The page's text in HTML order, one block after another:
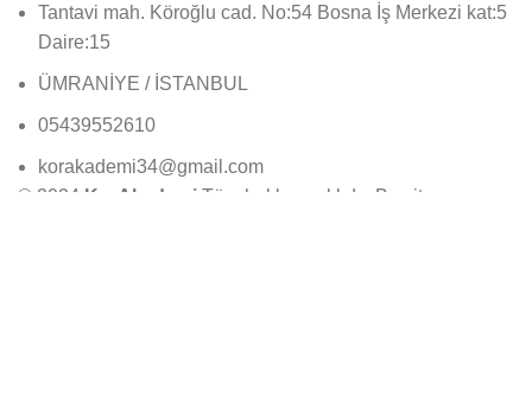
Tantavi mah. Köroğlu cad. No:54 Bosna İş Merkezi kat:5
Daire:15
ÜMRANİYE / İSTANBUL
05439552610
korakademi34@gmail.com
© 2024 KorAkademi Tüm hakları saklıdır. Bu site